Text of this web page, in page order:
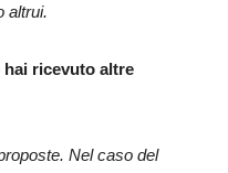
altrui.
ricevuto altre
Nel caso del